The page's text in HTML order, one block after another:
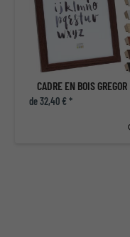
CADRE EN BOIS GREGOR
de 32,40 € *